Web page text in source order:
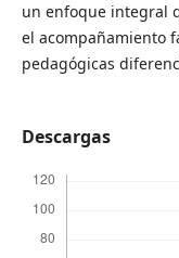
un enfoque integral
el acompañamiento
pedagógicas
Descargas